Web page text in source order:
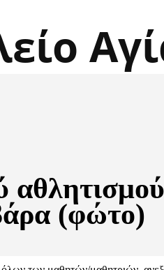
αθλητισμού
(φώτο)